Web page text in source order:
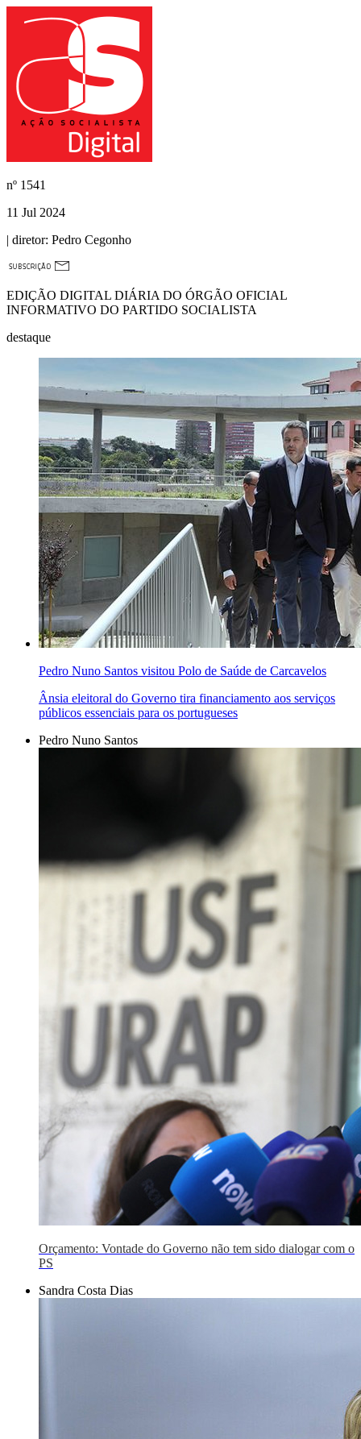
nº 1541
11 Jul 2024
| diretor: Pedro Cegonho
EDIÇÃO DIGITAL DIÁRIA DO ÓRGÃO OFICIAL
INFORMATIVO DO PARTIDO SOCIALISTA
destaque
Pedro Nuno Santos visitou Polo de Saúde de Carcavelos
Ânsia eleitoral do Governo tira financiamento aos serviços
públicos essenciais para os portugueses
Pedro Nuno Santos
Orçamento: Vontade do Governo não tem sido dialogar com o
PS
Sandra Costa Dias